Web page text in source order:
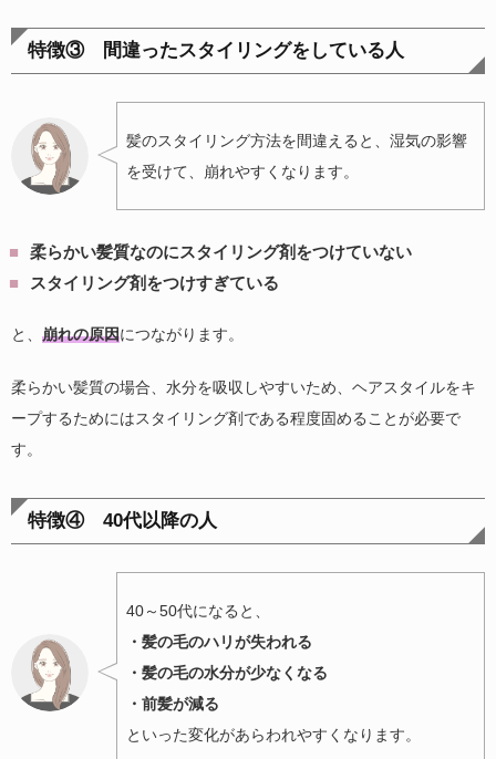
特徴③ 間違ったスタイリングをしている人
髪のスタイリング方法を間違えると、湿気の影響
を受けて、崩れやすくなります。
柔らかい髪質なのにスタイリング剤をつけていない
スタイリング剤をつけすぎている
と、 崩れの原因につながります。
柔らかい髪質の場合、水分を吸収しやすいため、ヘアスタイルをキ
ープするためにはスタイリング剤である程度固めることが必要で
す。
特徴④ 40代以降の人
40～50代になると、
・髪の毛のハリが失われる
・髪の毛の水分が少なくなる
・前髪が減る
といった変化があらわれやすくなります。